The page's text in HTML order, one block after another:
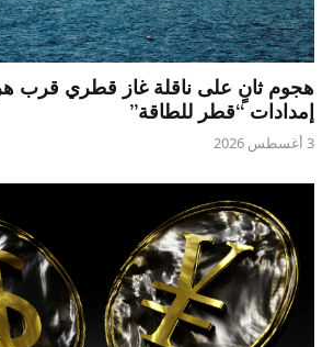
هجوم ثانٍ على ناقلة غاز قطري قرب
إمدادات “قطر للطاقة”
3 أغسطس 2026